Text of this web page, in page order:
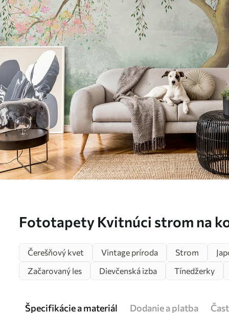
Fototapety Kvitnúci strom na
Čerešňový kvet Vintage príroda Strom
Začarovaný les
Dievčenská izba Tínedžerky
Špecifikácie a materiál Dodanie a platba